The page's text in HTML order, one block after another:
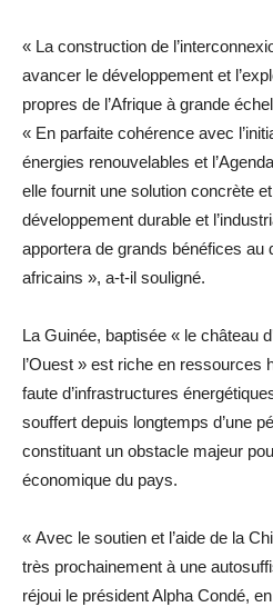
« La construction de
avancer le développement et
propres de l’Afrique à grande
« En parfaite cohérence avec
énergies renouvelables et
elle fournit une solution concrète
développement durable et
apportera de grands bénéfices au
africains », a-t-il souligné.
La Guinée, baptisée « le château
l’Ouest » est riche en ressources
faute d’infrastructures
souffert depuis longtemps d’une
constituant un obstacle majeur
économique du pays.
« Avec le soutien et l’aide de la
très prochainement à une
réjoui le président Alpha Condé,